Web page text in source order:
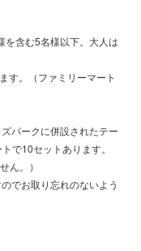
を含む5名様以下。大人は
す。（ファミリーマート
パークに併設されたテー
で10セットあります。
ん。）
でお取り忘れのないよう